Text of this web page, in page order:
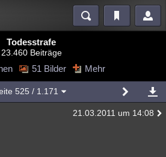
Blogs Videos
Mystery Kriminalfälle
Todesstrafe
23.460 Beiträge
51 Bilder Mehr
525 / 1.171
21.03.2011 um 14:08